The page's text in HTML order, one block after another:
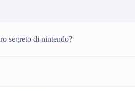
segreto di nintendo?